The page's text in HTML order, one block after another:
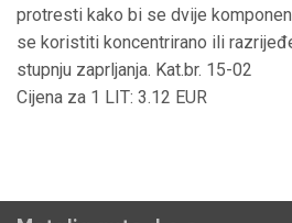
protresti kako bi se dvije
se koristiti koncentrirano ili
stupnju zaprljanja. Kat.br. 15-02
Cijena za 1 LIT: 3.12 EUR